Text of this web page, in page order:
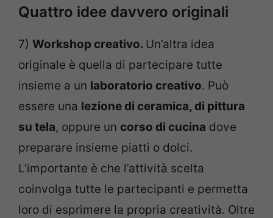
Quattro idee davvero originali
7) Workshop creativo. Un’altra idea
originale è quella di partecipare tutte
insieme a un laboratorio creativo. Può
essere una lezione di ceramica, di pittura
su tela, oppure un corso di cucina dove
preparare insieme piatti o dolci.
L’importante è che l’attività scelta
coinvolga tutte le partecipanti e permetta
loro di esprimere la propria creatività. Oltre